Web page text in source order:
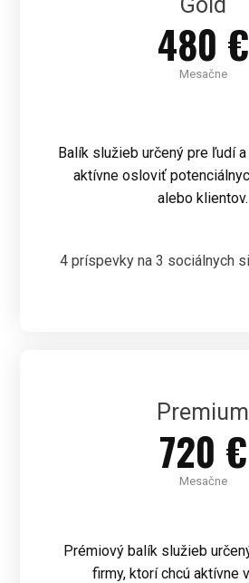
480 €
Mesačne
Balík služieb určený pre ľudí
aktívne osloviť
alebo klientov.
4 príspevky na 3 sociálnych
Premium
720 €
Mesačne
Prémiový balík služieb
firmy, ktorí chcú aktívne